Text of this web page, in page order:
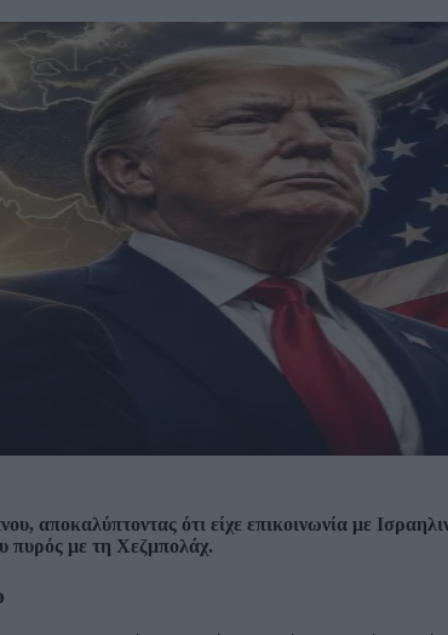
αποκαλύπτοντας ότι είχε επικοινωνία με
πυρός με τη Χεζμπολάχ.